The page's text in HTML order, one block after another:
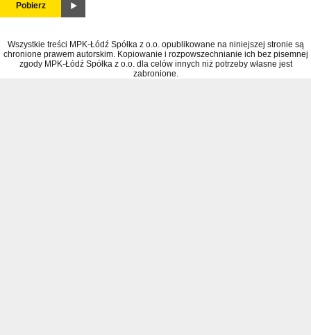
Pobierz
Wszystkie treści MPK-Łódź Spółka z o.o. opublikowane na niniejszej stronie są
chronione prawem autorskim. Kopiowanie i rozpowszechnianie ich bez pisemnej
zgody MPK-Łódź Spółka z o.o. dla celów innych niż potrzeby własne jest
zabronione.